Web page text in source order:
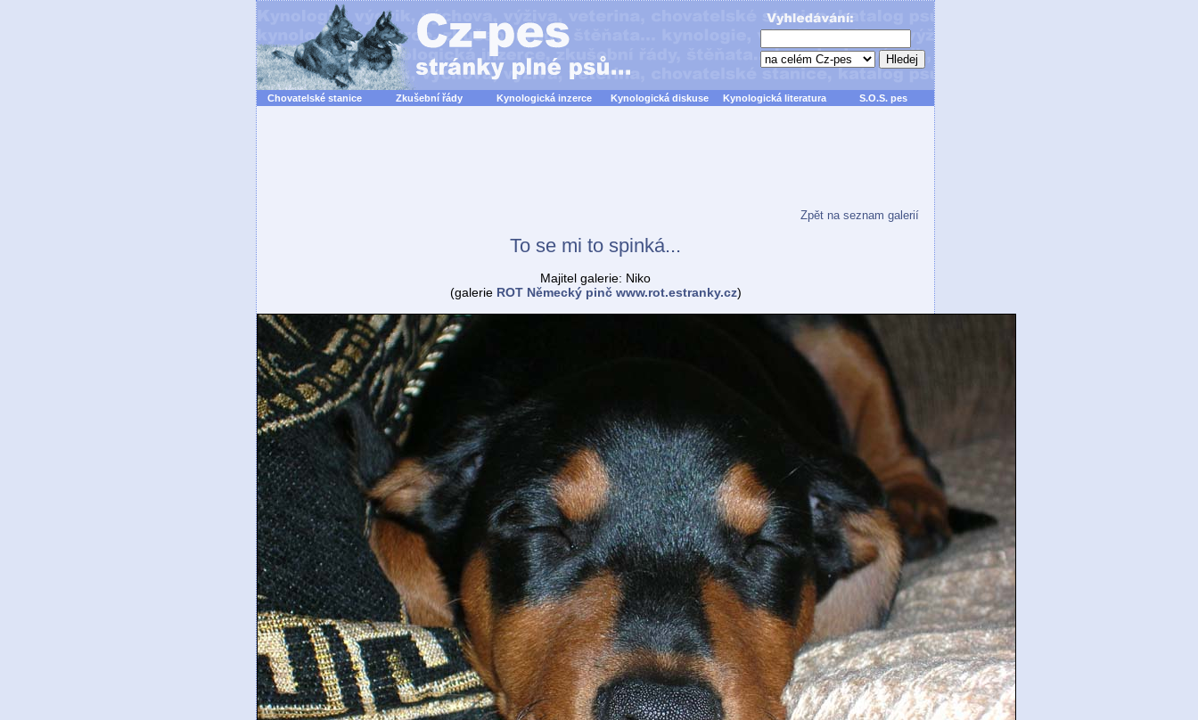
Chovatelské stanice Zkušební řády Kynologická inzerce Kynologická diskuse Kynologická literatura S.O.S. pes
Zpět na seznam galerií
To se mi to spinká...
Majitel galerie: Niko
(galerie ROT Německý pinč www.rot.estranky.cz)